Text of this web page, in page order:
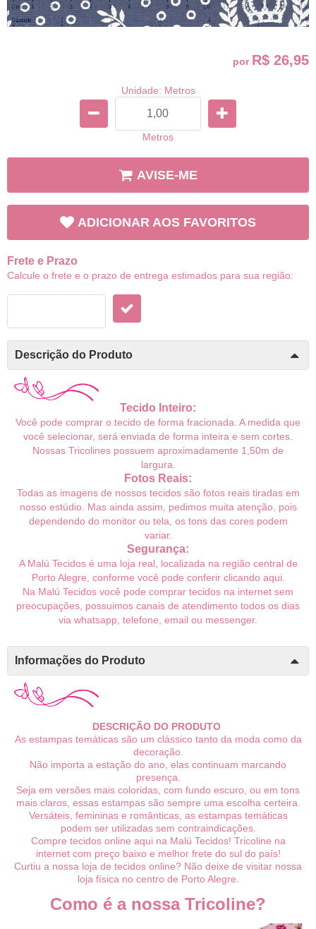
por R$ 26,95
Unidade: Metros
Metros
AVISE-ME
ADICIONAR AOS FAVORITOS
Frete e Prazo
Calcule o frete e o prazo de entrega estimados para sua região:
Descrição do Produto
Tecido Inteiro:
Você pode comprar o tecido de forma fracionada. A medida que
você selecionar, será enviada de forma inteira e sem cortes.
Nossas Tricolines possuem aproximadamente 1,50m de
largura.
Fotos Reais:
Todas as imagens de nossos tecidos são fotos reais tiradas em
nosso estúdio. Mas ainda assim, pedimos muita atenção, pois
dependendo do monitor ou tela, os tons das cores podem
variar.
Segurança:
A Malú Tecidos é uma loja real, localizada na região central de
Porto Alegre, conforme você pode conferir clicando aqui.
Na Malú Tecidos você pode comprar tecidos na internet sem
preocupações, possuimos canais de atendimento todos os dias
via whatsapp, telefone, email ou messenger.
Informações do Produto
DESCRIÇÃO DO PRODUTO
As estampas temáticas são um clássico tanto da moda como da
decoração.
Não importa a estação do ano, elas continuam marcando
presença.
Seja em versões mais coloridas, com fundo escuro, ou em tons
mais claros, essas estampas são sempre uma escolha certeira.
Versáteis, femininas e românticas, as estampas temáticas
podem ser utilizadas sem contraindicações.
Compre tecidos online aqui na Malú Tecidos! Tricoline na
internet com preço baixo e melhor frete do sul do país!
Curtiu a nossa loja de tecidos online? Não deixe de visitar nossa
loja física no centro de Porto Alegre.
Como é a nossa Tricoline?